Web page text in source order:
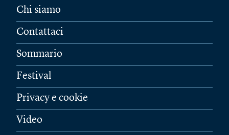
Chi siamo
Contattaci
Sommario
Festival
Privacy e cookie
Video